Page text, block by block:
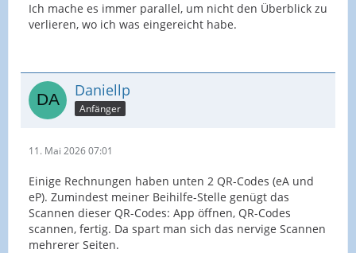
Ich mache es immer parallel, um nicht den Überblick zu
verlieren, wo ich was eingereicht habe.
Daniellp
Anfänger
11. Mai 2026 07:01
Einige Rechnungen haben unten 2 QR-Codes (eA und
eP). Zumindest meiner Beihilfe-Stelle genügt das
Scannen dieser QR-Codes: App öffnen, QR-Codes
scannen, fertig. Da spart man sich das nervige Scannen
mehrerer Seiten.